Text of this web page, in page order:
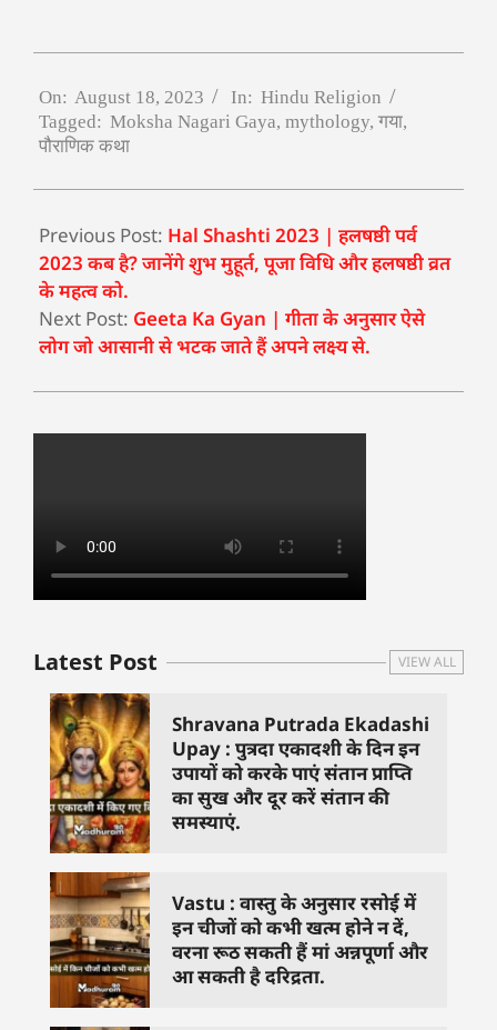
On: August 18, 2023 In: Hindu Religion
Tagged: Moksha Nagari Gaya, mythology, गया,
पौराणिक कथा
Previous Post: Hal Shashti 2023 | हलषष्ठी पर्व
2023 कब है? जानेंगे शुभ मुहूर्त, पूजा विधि और हलषष्ठी व्रत
के महत्व को.
Next Post: Geeta Ka Gyan | गीता के अनुसार ऐसे
लोग जो आसानी से भटक जाते हैं अपने लक्ष्य से.
Latest Post VIEW ALL
Shravana Putrada Ekadashi
Upay : पुत्रदा एकादशी के दिन इन
उपायों को करके पाएं संतान प्राप्ति
का सुख और दूर करें संतान की
समस्याएं.
Vastu : वास्तु के अनुसार रसोई में
इन चीजों को कभी खत्म होने न दें,
वरना रूठ सकती हैं मां अन्नपूर्णा और
आ सकती है दरिद्रता.